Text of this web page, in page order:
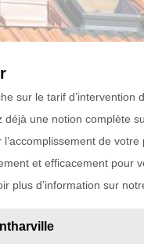
sur le tarif
une notion complète
de
et efficacement pour
plus d’information sur